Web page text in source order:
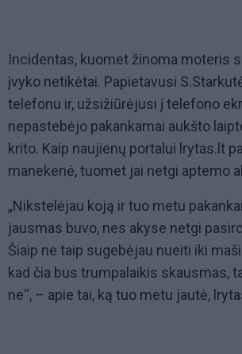
Incidentas, kuomet žinoma moteris
įvyko netikėtai. Papietavusi
telefonu ir, užsižiūrėjusi į telefono
nepastebėjo pakankamai aukšto
krito. Kaip naujienų portalui lrytas.lt
manekenė, tuomet jai netgi aptemo
„Nikstelėjau koją ir tuo metu
jausmas buvo, nes akyse netgi
Šiaip ne taip sugebėjau nueiti iki
kad čia bus trumpalaikis skausmas,
ne“, – apie tai, ką tuo metu jautė,